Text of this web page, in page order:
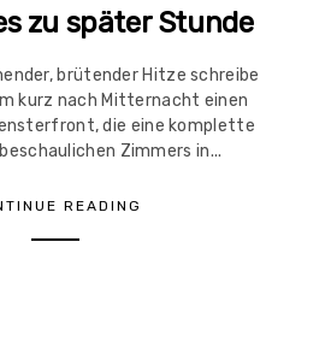
zu später Stunde
brütender Hitze schreibe
kurz nach Mitternacht einen
die eine komplette
Zimmers in...
READING